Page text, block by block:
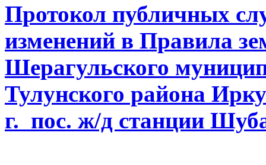
Протокол публичных
изменений в Правила
Шерагульского
Тулунского района
г. пос. ж/д станции